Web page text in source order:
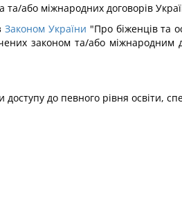
та/або міжнародних договорів
Законом України "Про біженців та
законом та/або
до певного рівня освіти,